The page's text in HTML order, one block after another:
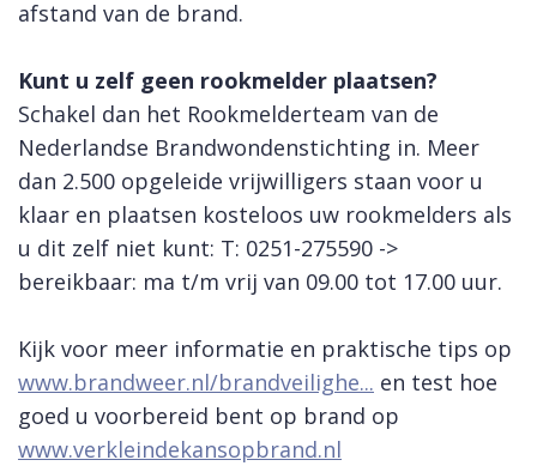
afstand van de brand.
Kunt u zelf geen rookmelder plaatsen?
Schakel dan het Rookmelderteam van de
Nederlandse Brandwondenstichting in. Meer
dan 2.500 opgeleide vrijwilligers staan voor u
klaar en plaatsen kosteloos uw rookmelders als
u dit zelf niet kunt: T: 0251-275590 ->
bereikbaar: ma t/m vrij van 09.00 tot 17.00 uur.
Kijk voor meer informatie en praktische tips op
www.brandweer.nl/brandveilighe... en test hoe
goed u voorbereid bent op brand op
www.verkleindekansopbrand.nl